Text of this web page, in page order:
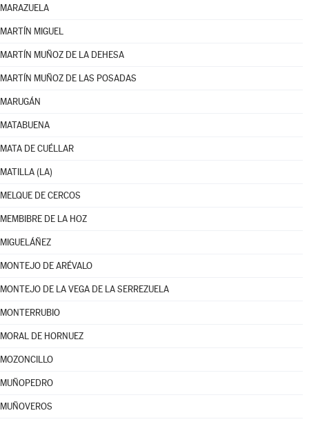
MARAZUELA
MARTÍN MIGUEL
MARTÍN MUÑOZ DE LA DEHESA
MARTÍN MUÑOZ DE LAS POSADAS
MARUGÁN
MATABUENA
MATA DE CUÉLLAR
MATILLA (LA)
MELQUE DE CERCOS
MEMBIBRE DE LA HOZ
MIGUELÁÑEZ
MONTEJO DE ARÉVALO
MONTEJO DE LA VEGA DE LA SERREZUELA
MONTERRUBIO
MORAL DE HORNUEZ
MOZONCILLO
MUÑOPEDRO
MUÑOVEROS